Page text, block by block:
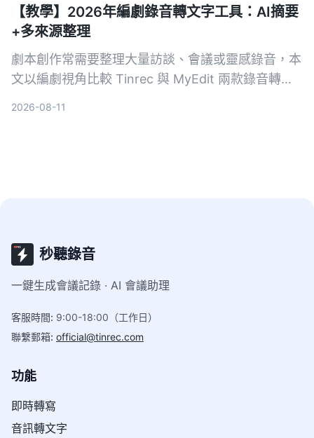
【教學】2026年編劇錄音轉文字工具：AI摘要
+多來源整理
劇本創作常需要整理大量訪談、會議或靈感錄音，本
文以編劇視角比較 Tinrec 與 MyEdit 兩款錄音轉文
2026-08-11
秒聽錄音
一鍵生成會議記錄 · AI 會議助理
客服時間: 9:00-18:00（工作日）
聯繫郵箱: official@tinrec.com
功能
即時轉寫
音訊轉文字